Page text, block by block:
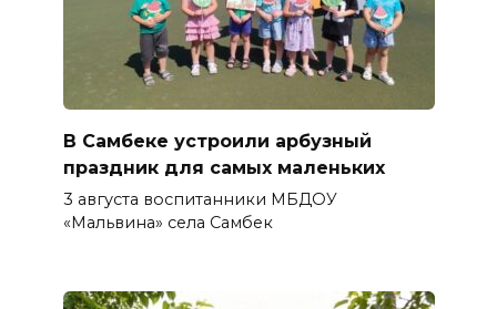
В Самбеке устроили арбузный
праздник для самых маленьких
3 августа воспитанники МБДОУ
«Мальвина» села Самбек